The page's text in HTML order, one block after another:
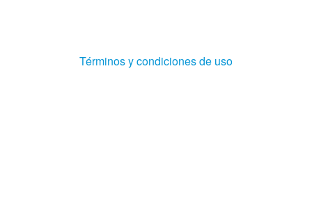
Términos y condiciones de uso(Abre